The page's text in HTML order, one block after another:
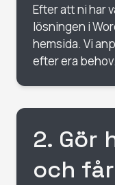
Efter att ni har
lösningen i
hemsida. Vi
efter era behov.
2. Gör
och